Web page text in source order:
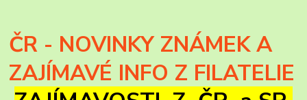
ČR - NOVINKY ZNÁMEK A
ZAJÍMAVÉ INFO Z FILATELIE